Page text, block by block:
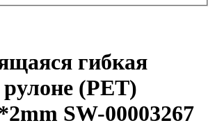
гибкая
(PET)
SW-00003267